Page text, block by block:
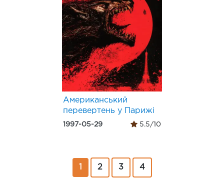
Американський
перевертень у Парижі
1997-05-29 5.5/10
2 3 4